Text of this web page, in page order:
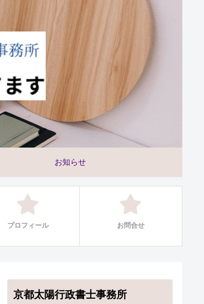
お知らせ
プロフィール お問合せ
京都太陽行政書士事務所